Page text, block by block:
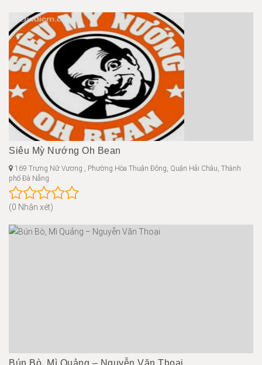
Siêu Mỳ Nướng Oh Bean
169 Trưng Nữ Vương , Phường Hòa Thuận Đông, Quận Hải Châu, Thành
phố Đà Nẵng
(0 Nhận xét)
Bún Bò, Mì Quảng – Nguyễn Văn Thoại